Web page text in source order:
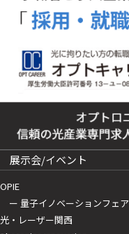
展示会/イベント
OPIE
ー 量子イノベーションフェア
光・レーザー関西